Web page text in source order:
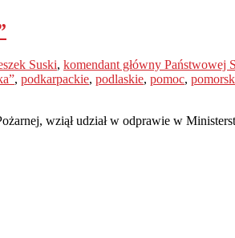
Suski, komendant główny Państwowej
, podkarpackie, podlaskie, pomoc,
wziął udział w odprawie w